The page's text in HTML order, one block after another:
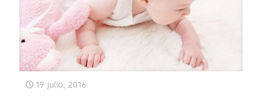
19 julio, 2016